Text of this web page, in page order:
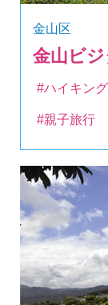
金山区
金山ビ
#ハイキング
#親子旅行